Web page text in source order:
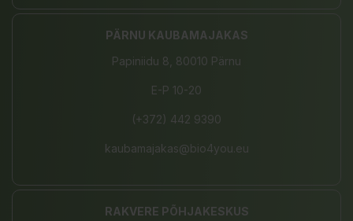
PÄRNU KAUBAMAJAKAS
Papiniidu 8, 80010 Pärnu
E-P 10-20
(+372) 442 9390
kaubamajakas@bio4you.eu
RAKVERE PÕHJAKESKUS